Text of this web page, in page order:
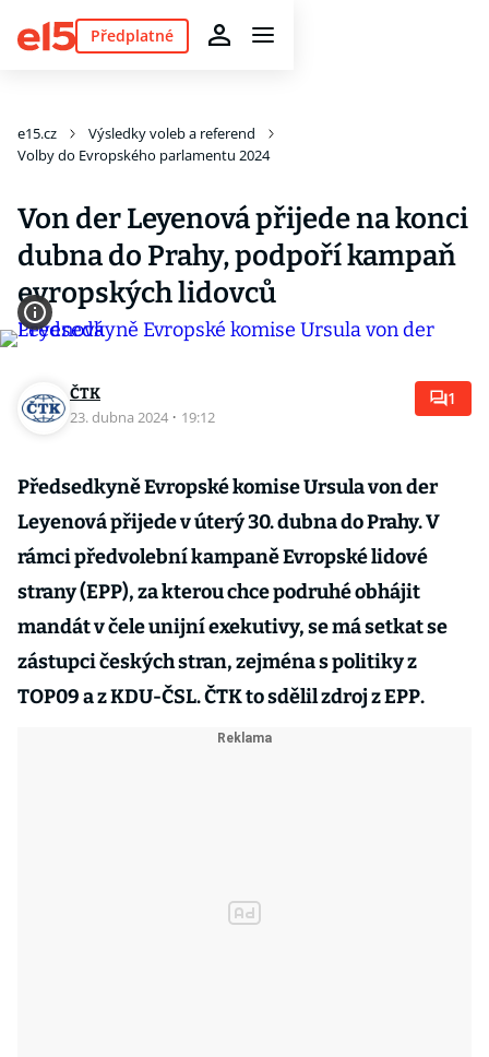
Předplatné
e15.cz
Výsledky voleb a referend
Volby do Evropského parlamentu 2024
Von der Leyenová přijede na konci
dubna do Prahy, podpoří kampaň
evropských lidovců
ČTK
23. dubna 2024 · 19:12
1
Předsedkyně Evropské komise Ursula von der
Leyenová přijede v úterý 30. dubna do Prahy. V
rámci předvolební kampaně Evropské lidové
strany (EPP), za kterou chce podruhé obhájit
mandát v čele unijní exekutivy, se má setkat se
zástupci českých stran, zejména s politiky z
TOP09 a z KDU-ČSL. ČTK to sdělil zdroj z EPP.